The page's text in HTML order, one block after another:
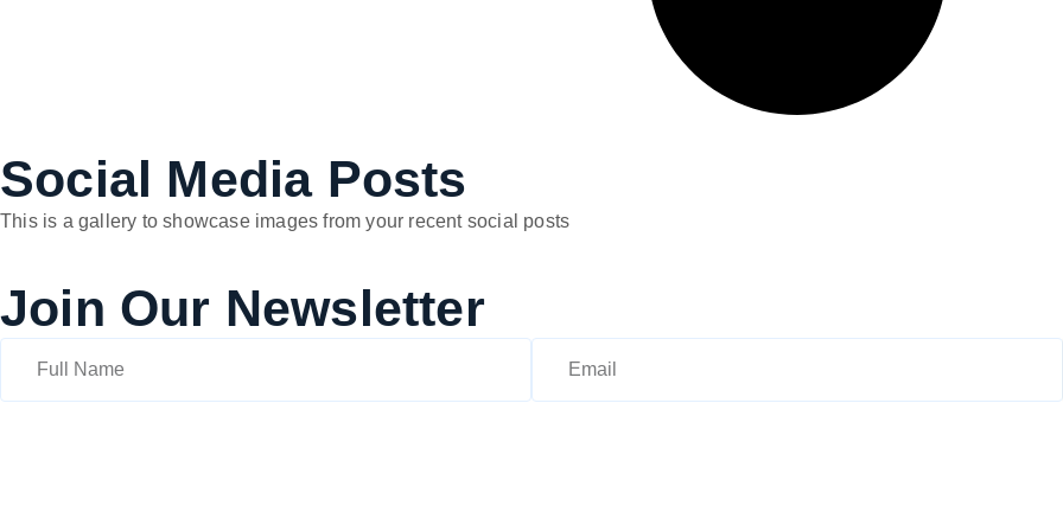
Social Media Posts
This is a gallery to showcase images from your recent social posts
Join Our Newsletter